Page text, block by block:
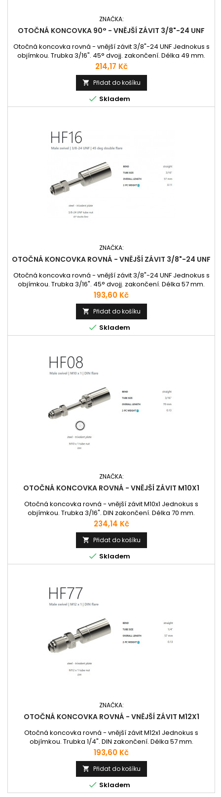
ZNAČKA:
OTOČNÁ KONCOVKA 90° - VNĚJŠÍ ZÁVIT 3/8"-24 UNF
Otočná koncovka rovná - vnější závit 3/8"-24 UNF Jednokus s
objímkou. Trubka 3/16". 45° dvojj. zakončení. Délka 49 mm.
Cena
214,17 Kč
 Přidat do košíku
 Skladem
ZNAČKA:
OTOČNÁ KONCOVKA ROVNÁ - VNĚJŠÍ ZÁVIT 3/8"-24 UNF
Otočná koncovka rovná - vnější závit 3/8"-24 UNF Jednokus s
objímkou. Trubka 3/16". 45° dvojj. zakončení. Délka 57 mm.
Cena
193,60 Kč
 Přidat do košíku
 Skladem
ZNAČKA:
OTOČNÁ KONCOVKA ROVNÁ - VNĚJŠÍ ZÁVIT M10X1
Otočná koncovka rovná - vnější závit M10x1 Jednokus s
objímkou. Trubka 3/16". DIN zakončení. Délka 70 mm.
Cena
234,14 Kč
 Přidat do košíku
 Skladem
ZNAČKA:
OTOČNÁ KONCOVKA ROVNÁ - VNĚJŠÍ ZÁVIT M12X1
Otočná koncovka rovná - vnější závit M12x1 Jednokus s
objímkou. Trubka 1/4". DIN zakončení. Délka 57 mm.
Cena
193,60 Kč
 Přidat do košíku
 Skladem